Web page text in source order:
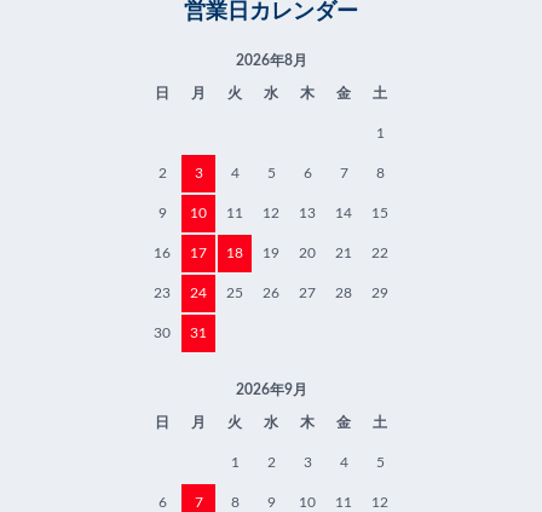
営業日カレンダー
2026年8月
日 月 火 水 木 金 土
1
2 3 4 5 6 7 8
9 10 11 12 13 14 15
16 17 18 19 20 21 22
23 24 25 26 27 28 29
30 31
2026年9月
日 月 火 水 木 金 土
1 2 3 4 5
6 7 8 9 10 11 12